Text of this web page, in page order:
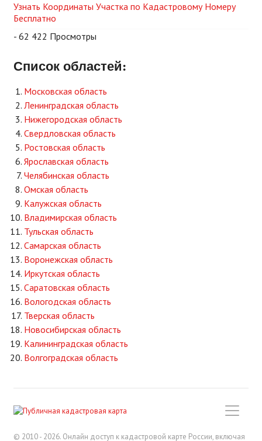
Узнать Координаты Участка по Кадастровому Номеру
Бесплатно
- 62 422 Просмотры
Список областей:
Московская область
Ленинградская область
Нижегородская область
Свердловская область
Ростовская область
Ярославская область
Челябинская область
Омская область
Калужская область
Владимирская область
Тульская область
Самарская область
Воронежская область
Иркутская область
Саратовская область
Вологодская область
Тверская область
Новосибирская область
Калининградская область
Волгоградская область
© 2010 - 2026. Онлайн доступ к кадастровой карте России, включая